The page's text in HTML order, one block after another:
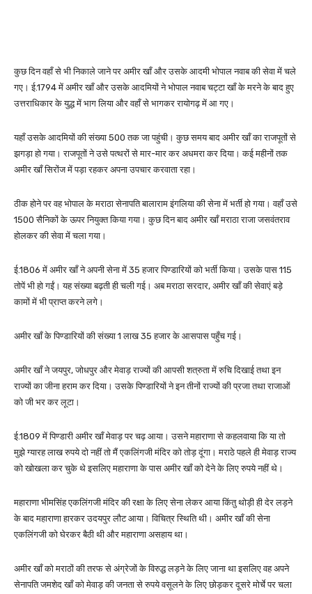
कुछ दिन वहाँ से भी निकाले जाने पर अमीर खाँ और उसके आदमी भोपाल नवाब की सेवा में चले
गए। ई.1794 में अमीर खाँ और उसके आदमियों ने भोपाल नवाब चट्टा खाँ के मरने के बाद हुए
उत्तराधिकार के युद्ध में भाग लिया और वहाँ से भागकर रायोगढ़ में आ गए।
यहाँ उसके आदमियों की संख्या 500 तक जा पहुंची। कुछ समय बाद अमीर खाँ का राजपूतों से
झगड़ा हो गया। राजपूतों ने उसे पत्थरों से मार-मार कर अधमरा कर दिया। कई महीनों तक
अमीर खाँ सिरोंज में पड़ा रहकर अपना उपचार करवाता रहा।
ठीक होने पर वह भोपाल के मराठा सेनापति बालाराम इंगलिया की सेना में भर्ती हो गया। वहाँ उसे
1500 सैनिकों के ऊपर नियुक्त किया गया। कुछ दिन बाद अमीर खाँ मराठा राजा जसवंतराव
होलकर की सेवा में चला गया।
ई.1806 में अमीर खाँ ने अपनी सेना में 35 हजार पिण्डारियों को भर्ती किया। उसके पास 115
तोपें भी हो गईं। यह संख्या बढ़ती ही चली गई। अब मराठा सरदार, अमीर खाँ की सेवाएं बड़े
कामों में भी प्राप्त करने लगे।
अमीर खाँ के पिण्डारियों की संख्या 1 लाख 35 हजार के आसपास पहुँच गई।
अमीर खाँ ने जयपुर, जोधपुर और मेवाड़ राज्यों की आपसी शत्रुता में रुचि दिखाई तथा इन
राज्यों का जीना हराम कर दिया। उसके पिण्डारियों ने इन तीनों राज्यों की प्रजा तथा राजाओं
को जी भर कर लूटा।
ई.1809 में पिण्डारी अमीर खाँ मेवाड़ पर चढ़ आया। उसने महाराणा से कहलवाया कि या तो
मुझे ग्यारह लाख रुपये दो नहीं तो मैं एकलिंगजी मंदिर को तोड़ दूंगा। मराठे पहले ही मेवाड़ राज्य
को खोखला कर चुके थे इसलिए महाराणा के पास अमीर खाँ को देने के लिए रुपये नहीं थे।
महाराणा भीमसिंह एकलिंगजी मंदिर की रक्षा के लिए सेना लेकर आया किंतु थोड़ी ही देर लड़ने
के बाद महाराणा हारकर उदयपुर लौट आया। विचित्र स्थिति थी। अमीर खाँ की सेना
एकलिंगजी को घेरकर बैठी थी और महाराणा असहाय था।
अमीर खाँ को मराठों की तरफ से अंग्रेजों के विरुद्ध लड़ने के लिए जाना था इसलिए वह अपने
सेनापति जमशेद खाँ को मेवाड़ की जनता से रुपये वसूलने के लिए छोड़कर दूसरे मोर्चे पर चला